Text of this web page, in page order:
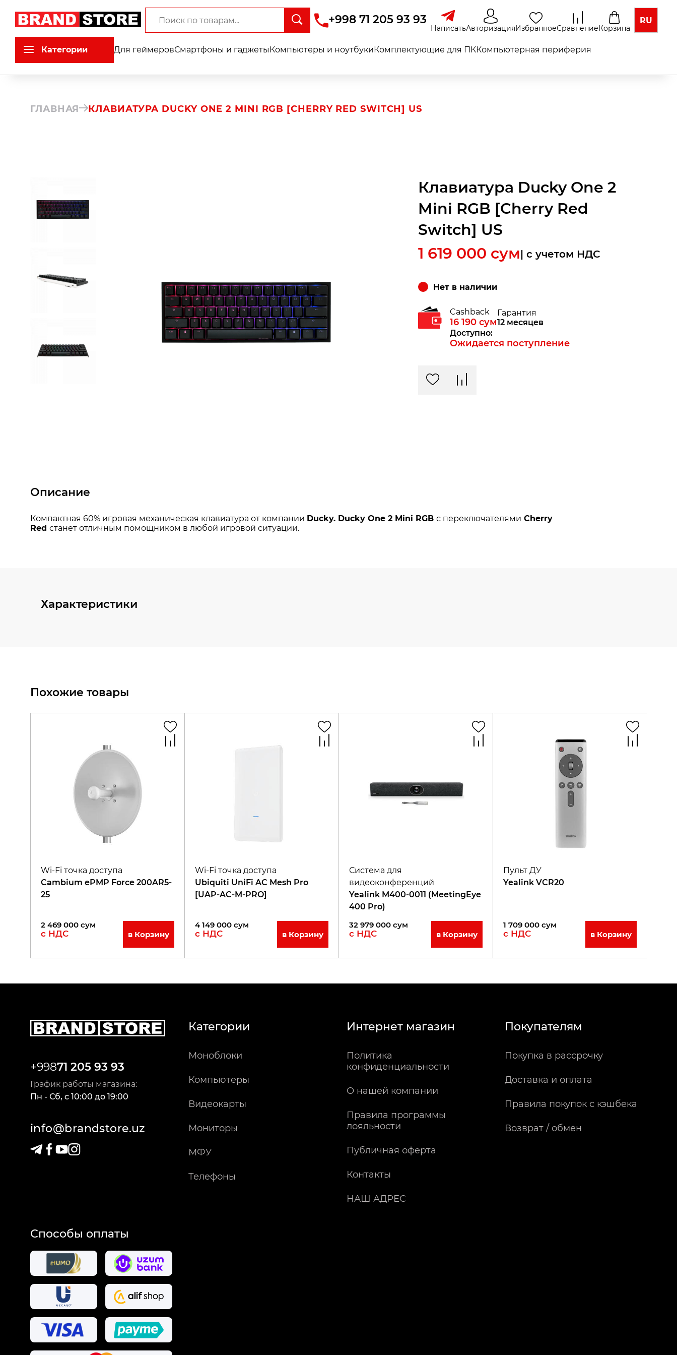
+998 71 205 93 93
НаписатьАвторизацияИзбранноеСравнениеКорзина
RU
Категории Для геймеровСмартфоны и гаджетыКомпьютеры и ноутбукиКомплектующие для ПККомпьютерная периферия
ГЛАВНАЯ КЛАВИАТУРА DUCKY ONE 2 MINI RGB [CHERRY RED SWITCH] US
Клавиатура Ducky One 2
Mini RGB [Cherry Red
Switch] US
1 619 000 сум| c учетом НДС
Нет в наличии
Cashback
16 190 сум
Гарантия
12 месяцев
Доступно:
Ожидается поступление
Описание
Характеристики
Похожие товары
Wi-Fi точка доступа
Cambium ePMP Force 200AR5-
25
2 469 000 сум
с НДС в Корзину
Wi-Fi точка доступа
Ubiquiti UniFi AC Mesh Pro
[UAP-AC-M-PRO]
4 149 000 сум
с НДС в Корзину
Система для
видеоконференций
Yealink M400-0011 (MeetingEye
400 Pro)
32 979 000 сум
с НДС в Корзину
Пульт ДУ
Yealink VCR20
1 709 000 сум
с НДС в Корзину
+99871 205 93 93
График работы магазина:
Пн - Сб, c 10:00 до 19:00
info@brandstore.uz
Категории
Моноблоки
Компьютеры
Видеокарты
Мониторы
МФУ
Телефоны
Интернет магазин
Политика
конфиденциальности
О нашей компании
Правила программы
лояльности
Публичная оферта
Контакты
НАШ АДРЕС
Покупателям
Покупка в рассрочку
Доставка и оплата
Правила покупок с кэшбека
Возврат / обмен
Способы оплаты